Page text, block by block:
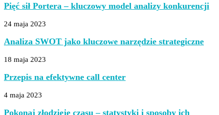
Pięć sił Portera – kluczowy model analizy konkurencji
24 maja 2023
Analiza SWOT jako kluczowe narzędzie strategiczne
18 maja 2023
Przepis na efektywne call center
4 maja 2023
Pokonaj złodzieje czasu – statystyki i sposoby ich